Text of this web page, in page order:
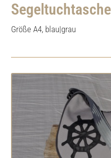
Größe A4, blau|grau